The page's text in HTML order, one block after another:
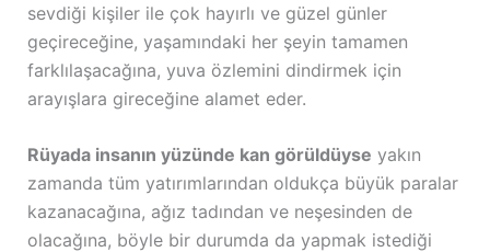
sevdiği kişiler ile çok hayırlı ve güzel günler
geçireceğine, yaşamındaki her şeyin tamamen
farklılaşacağına, yuva özlemini dindirmek için
arayışlara gireceğine alamet eder.
Rüyada insanın yüzünde kan görüldüyse yakın
zamanda tüm yatırımlarından oldukça büyük paralar
kazanacağına, ağız tadından ve neşesinden de
olacağına, böyle bir durumda da yapmak istediği